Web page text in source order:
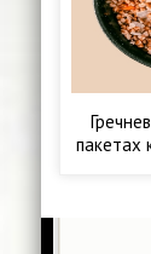
пакетах